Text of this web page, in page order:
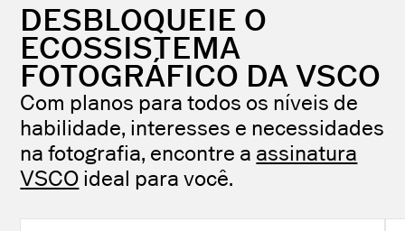
DESBLOQUEIE O
ECOSSISTEMA
FOTOGRÁFICO DA VSCO
Com planos para todos os níveis de
habilidade, interesses e necessidades
na fotografia, encontre a assinatura
VSCO ideal para você.